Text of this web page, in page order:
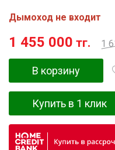
Дымоход не входит
1 455 000 тг. 1
В корзину
Купить в 1 клик